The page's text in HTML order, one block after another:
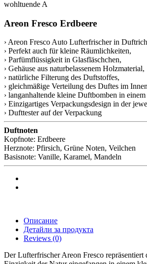
Areon Fresco Erdbeere
› Areon Fresco Auto Lufterfrischer in
› Perfekt auch für kleine Räumlichkeiten,
› Parfümflüssigkeit in Glasfläschchen,
› Gehäuse aus naturbelassenem Holzmaterial,
› natürliche Filterung des Duftstoffes,
› gleichmäßige Verteilung des Duftes im
› langanhaltende kleine Duftbomben in
› Einzigartiges Verpackungsdesign in der
› Dufttester auf der Verpackung
Duftnoten
Kopfnote: Erdbeere
Herznote: Pfirsich, Grüne Noten, Veilchen
Basisnote: Vanille, Karamel, Mandeln
Описание
Детайли за продукта
Reviews (0)
Der Lufterfrischer Areon Fresco repräsentiert